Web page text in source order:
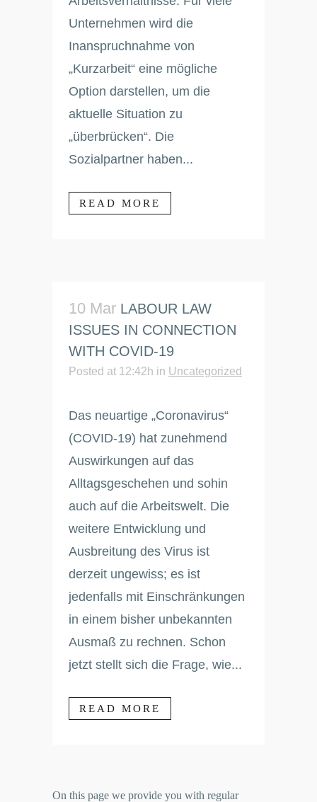
Unternehmen wird die
Inanspruchnahme von
„Kurzarbeit“ eine mögliche
Option darstellen, um die
aktuelle Situation zu
„überbrücken“. Die
Sozialpartner haben...
READ MORE
10 Mar LABOUR LAW
ISSUES IN CONNECTION
WITH COVID-19
Posted at 12:42h in Uncategorized
Das neuartige „Coronavirus“
(COVID-19) hat zunehmend
Auswirkungen auf das
Alltagsgeschehen und sohin
auch auf die Arbeitswelt. Die
weitere Entwicklung und
Ausbreitung des Virus ist
derzeit ungewiss; es ist
jedenfalls mit Einschränkungen
in einem bisher unbekannten
Ausmaß zu rechnen. Schon
jetzt stellt sich die Frage, wie...
READ MORE
On this page we provide you with regular